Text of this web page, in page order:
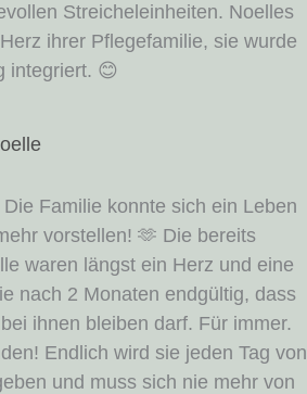
Streicheleinheiten. Noelles
ihrer Pflegefamilie, sie wurde
integriert. 😊
Familie konnte sich ein Leben
vorstellen! 🫶 Die bereits
waren längst ein Herz und eine
nach 2 Monaten endgültig, dass
ihnen bleiben darf. Für immer.
Endlich wird sie jeden Tag von
und muss sich nie mehr von